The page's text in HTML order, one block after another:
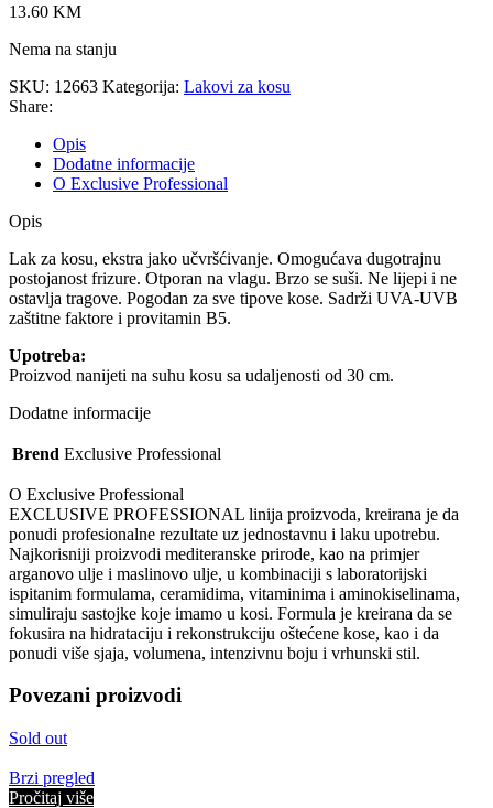
13.60 KM
Nema na stanju
SKU: 12663 Kategorija: Lakovi za kosu
Share:
Opis
Dodatne informacije
O Exclusive Professional
Opis
Lak za kosu, ekstra jako učvršćivanje. Omogućava dugotrajnu
postojanost frizure. Otporan na vlagu. Brzo se suši. Ne lijepi i ne
ostavlja tragove. Pogodan za sve tipove kose. Sadrži UVA-UVB
zaštitne faktore i provitamin B5.
Upotreba:
Proizvod nanijeti na suhu kosu sa udaljenosti od 30 cm.
Dodatne informacije
Brend Exclusive Professional
O Exclusive Professional
EXCLUSIVE PROFESSIONAL linija proizvoda, kreirana je da
ponudi profesionalne rezultate uz jednostavnu i laku upotrebu.
Najkorisniji proizvodi mediteranske prirode, kao na primjer
arganovo ulje i maslinovo ulje, u kombinaciji s laboratorijski
ispitanim formulama, ceramidima, vitaminima i aminokiselinama,
simuliraju sastojke koje imamo u kosi. Formula je kreirana da se
fokusira na hidrataciju i rekonstrukciju oštećene kose, kao i da
ponudi više sjaja, volumena, intenzivnu boju i vrhunski stil.
Povezani proizvodi
Sold out
Brzi pregled
Pročitaj više